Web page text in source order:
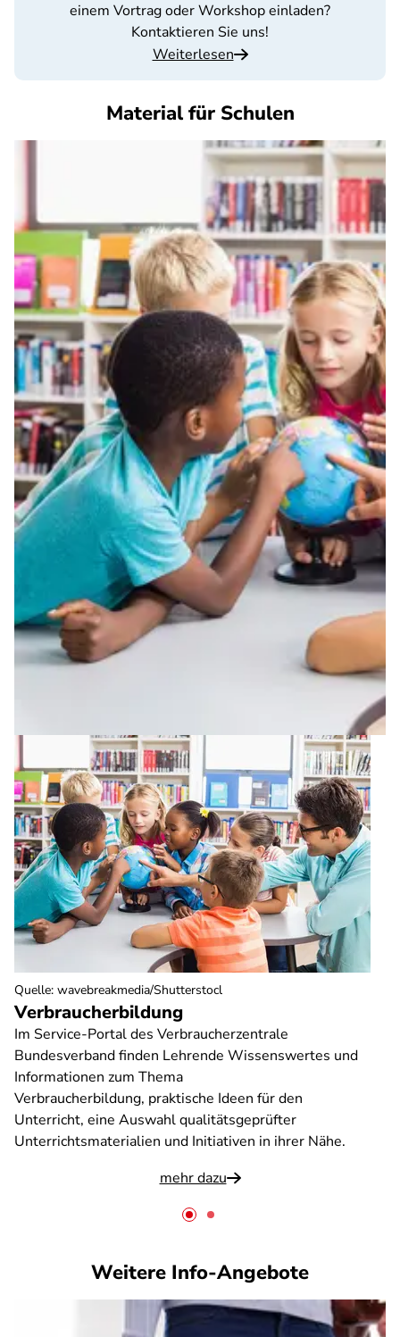
einem Vortrag oder Workshop einladen?
Kontaktieren Sie uns!
Weiterlesen
Material für Schulen
Verbraucherbildung
Im Service-Portal des Verbraucherzentrale
Bundesverband finden Lehrende Wissenswertes und
Informationen zum Thema
Verbraucherbildung, praktische Ideen für den
Unterricht, eine Auswahl qualitätsgeprüfter
Unterrichtsmaterialien und Initiativen in ihrer Nähe.
mehr dazu
Quelle: wavebreakmedia/Shutterstocl
Weitere Info-Angebote